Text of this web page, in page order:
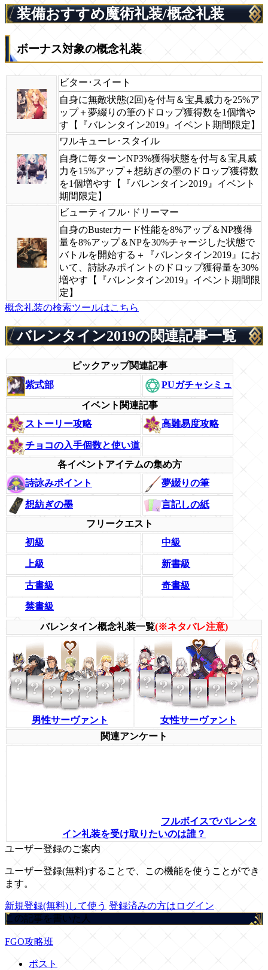
装備おすすめ魔術礼装/概念礼装
ボーナス対象の概念礼装
ビター･スイート
自身に無敵状態(2回)を付与＆宝具威力を25%ア
ップ＋夢綴りの筆のドロップ獲得数を1個増や
す【『バレンタイン2019』イベント期間限定】
ワルキューレ･スタイル
自身に毎ターンNP3%獲得状態を付与＆宝具威
力を15%アップ＋想紡ぎの墨のドロップ獲得数
を1個増やす【『バレンタイン2019』イベント
期間限定】
ビューティフル･ドリーマー
自身のBusterカード性能を8%アップ＆NP獲得
量を8%アップ＆NPを30%チャージした状態で
バトルを開始する＋『バレンタイン2019』にお
いて、詩詠みポイントのドロップ獲得量を30%
増やす【『バレンタイン2019』イベント期間限
定】
概念礼装の検索ツールはこちら
バレンタイン2019の関連記事一覧
ピックアップ関連記事
紫式部
PUガチャシミュ
イベント関連記事
ストーリー攻略
高難易度攻略
チョコの入手個数と使い道
各イベントアイテムの集め方
詩詠みポイント
夢綴りの筆
想紡ぎの墨
言記しの紙
フリークエスト
初級
中級
上級 新書級
古書級 奇書級
禁書級
バレンタイン概念礼装一覧(※ネタバレ注意)
男性サーヴァント
女性サーヴァント
関連アンケート
フルボイスでバレンタ
イン礼装を受け取りたいのは誰？
ユーザー登録のご案内
ユーザー登録(無料)することで、この機能を使うことができ
ます。
新規登録(無料)して使う 登録済みの方はログイン
この記事を書いた人
FGO攻略班
ポスト